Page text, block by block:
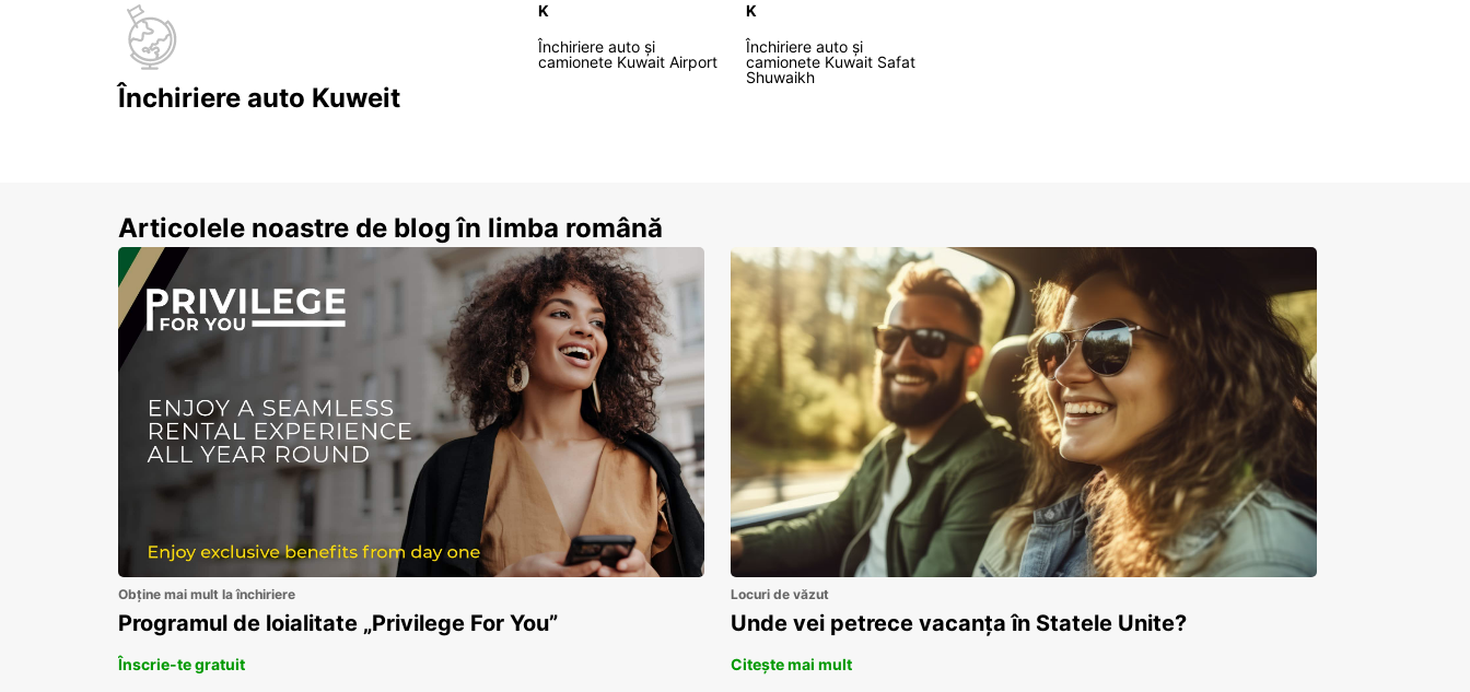
Închiriere auto Kuweit
K
Închiriere auto și
camionete Kuwait Airport
K
Închiriere auto și
camionete Kuwait Safat
Shuwaikh
Articolele noastre de blog în limba română
Obține mai mult la închiriere
Programul de loialitate „Privilege For You”
Înscrie-te gratuit
Locuri de văzut
Unde vei petrece vacanța în Statele Unite?
Citește mai mult